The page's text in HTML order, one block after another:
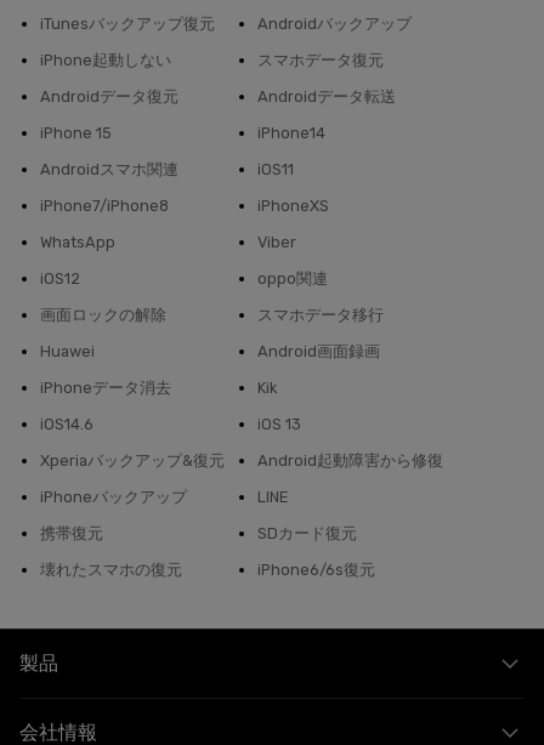
iTunesバックアップ復元
Androidバックアップ
iPhone起動しない
スマホデータ復元
Androidデータ復元
Androidデータ転送
iPhone 15
iPhone14
Androidスマホ関連
iOS11
iPhone7/iPhone8
iPhoneXS
WhatsApp
Viber
iOS12
oppo関連
画面ロックの解除
スマホデータ移行
Huawei
Android画面録画
iPhoneデータ消去
Kik
iOS14.6
iOS 13
Xperiaバックアップ&復元
Android起動障害から修復
iPhoneバックアップ
LINE
携帯復元
SDカード復元
壊れたスマホの復元
iPhone6/6s復元
製品
会社情報